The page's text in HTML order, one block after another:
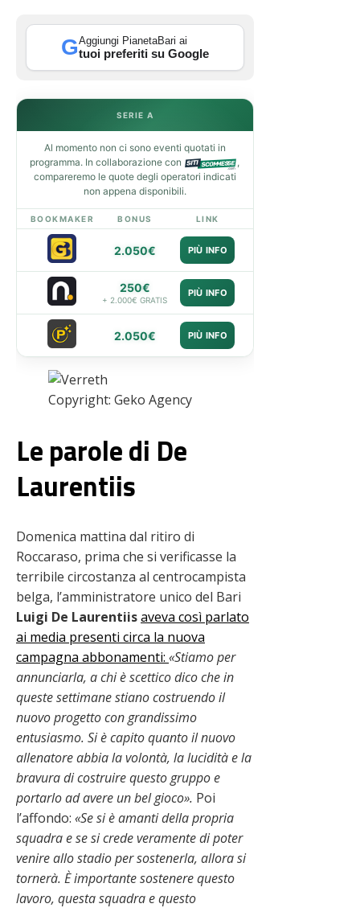
GAggiungi PianetaBari ai
tuoi preferiti su Google
SERIE A
Al momento non ci sono eventi quotati in
programma. In collaborazione con
,
compareremo le quote degli operatori indicati
non appena disponibili.
BOOKMAKER BONUS LINK
2.050€ PIÙ INFO
250€
+ 2.000€ GRATIS
PIÙ INFO
2.050€ PIÙ INFO
Copyright: Geko Agency
Le parole di De
Laurentiis
Domenica mattina dal ritiro di
Roccaraso, prima che si verificasse la
terribile circostanza al centrocampista
belga, l’amministratore unico del Bari
Luigi De Laurentiisaveva così parlato
ai media presenti circa la nuova
campagna abbonamenti: «Stiamo per
annunciarla, a chi è scettico dico che in
queste settimane stiano costruendo il
nuovo progetto con grandissimo
entusiasmo. Si è capito quanto il nuovo
allenatore abbia la volontà, la lucidità e la
bravura di costruire questo gruppo e
portarlo ad avere un bel gioco». Poi
l’affondo: «Se si è amanti della propria
squadra e se si crede veramente di poter
venire allo stadio per sostenerla, allora si
tornerà. È importante sostenere questo
lavoro, questa squadra e questo